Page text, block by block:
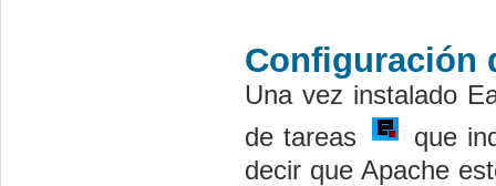
Configuración
Una vez instalado
de tareas
que
decir que Apache